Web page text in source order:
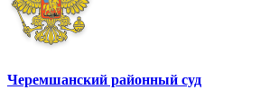
Черемшанский районный суд